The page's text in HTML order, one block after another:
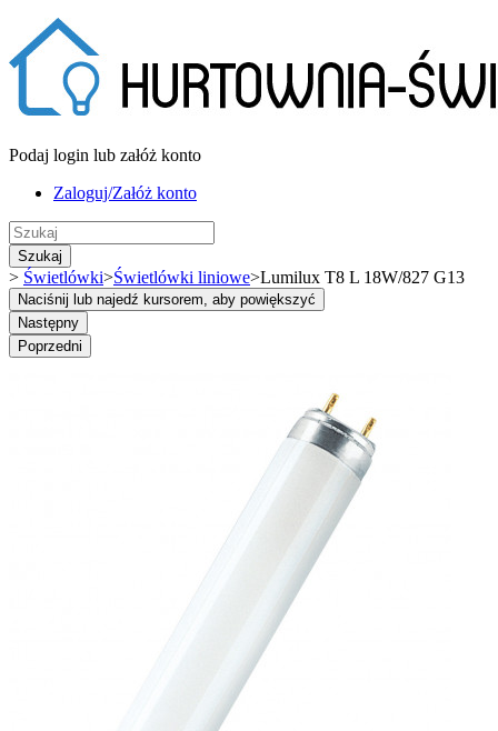
Podaj login lub załóż konto
Zaloguj/Załóż konto
Szukaj
> Świetlówki>Świetlówki liniowe>Lumilux T8 L 18W/827 G13
Naciśnij lub najedź kursorem, aby powiększyć
Następny
Poprzedni